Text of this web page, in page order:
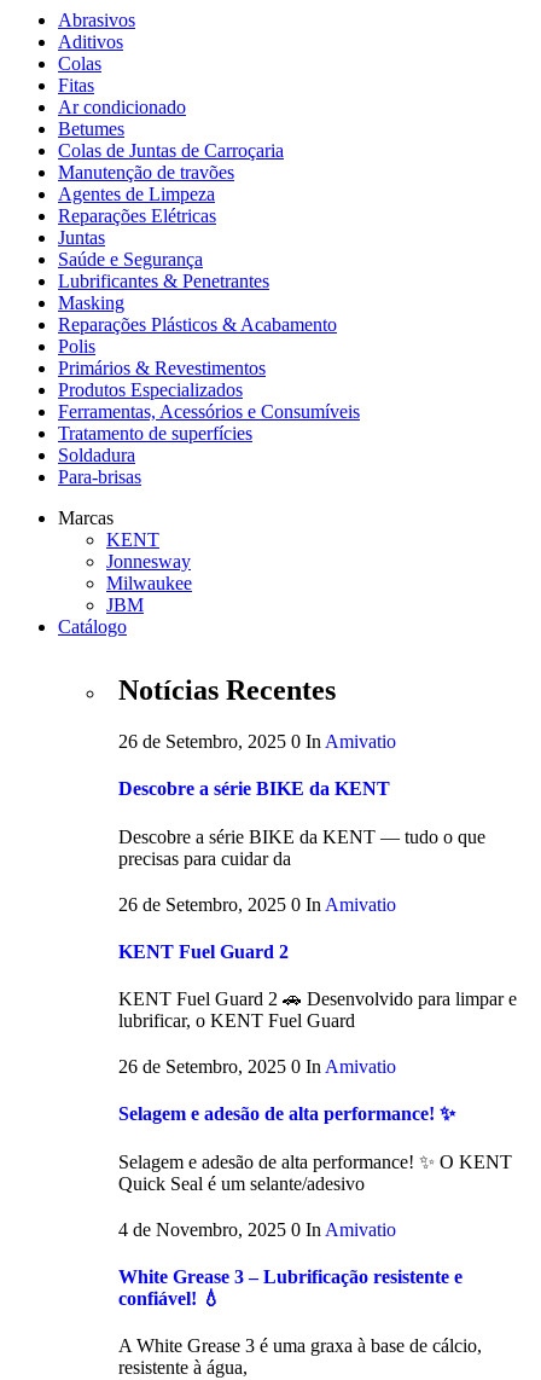
Abrasivos
Aditivos
Colas
Fitas
Ar condicionado
Betumes
Colas de Juntas de Carroçaria
Manutenção de travões
Agentes de Limpeza
Reparações Elétricas
Juntas
Saúde e Segurança
Lubrificantes & Penetrantes
Masking
Reparações Plásticos & Acabamento
Polis
Primários & Revestimentos
Produtos Especializados
Ferramentas, Acessórios e Consumíveis
Tratamento de superfícies
Soldadura
Para-brisas
Marcas
KENT
Jonnesway
Milwaukee
JBM
Catálogo
Notícias Recentes
26 de Setembro, 2025 0 In Amivatio
Descobre a série BIKE da KENT
Descobre a série BIKE da KENT — tudo o que
precisas para cuidar da
26 de Setembro, 2025 0 In Amivatio
KENT Fuel Guard 2
KENT Fuel Guard 2 🚗 Desenvolvido para limpar e
lubrificar, o KENT Fuel Guard
26 de Setembro, 2025 0 In Amivatio
Selagem e adesão de alta performance! ✨
Selagem e adesão de alta performance! ✨ O KENT
Quick Seal é um selante/adesivo
4 de Novembro, 2025 0 In Amivatio
White Grease 3 – Lubrificação resistente e
confiável! 💧
A White Grease 3 é uma graxa à base de cálcio,
resistente à água,